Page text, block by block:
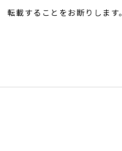
載することをお断りします。